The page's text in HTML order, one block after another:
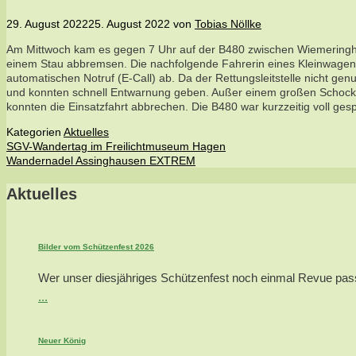
29. August 202225. August 2022 von Tobias Nöllke
Am Mittwoch kam es gegen 7 Uhr auf der B480 zwischen
einem Stau abbremsen. Die nachfolgende Fahrerin eines
automatischen Notruf (E-Call) ab. Da der Rettungsleitstelle nicht
und konnten schnell Entwarnung geben. Außer einem großen
konnten die Einsatzfahrt abbrechen. Die B480 war kurzzeitig voll
Kategorien Aktuelles
SGV-Wandertag im Freilichtmuseum Hagen
Wandernadel Assinghausen EXTREM
Aktuelles
Bilder vom Schützenfest 2026
Wer unser diesjähriges Schützenfest noch einmal Revue
...
Neuer König